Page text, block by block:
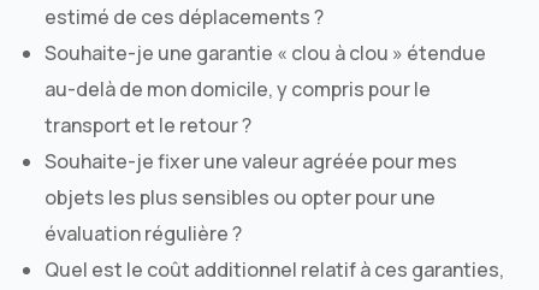
estimé de ces déplacements ?
Souhaite-je une garantie « clou à clou » étendue
au-delà de mon domicile, y compris pour le
transport et le retour ?
Souhaite-je fixer une valeur agréée pour mes
objets les plus sensibles ou opter pour une
évaluation régulière ?
Quel est le coût additionnel relatif à ces garanties,